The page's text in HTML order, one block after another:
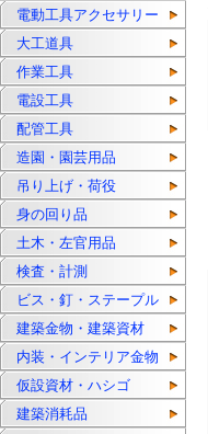
電動工具アクセサリー
大工道具
作業工具
電設工具
配管工具
造園・園芸用品
吊り上げ・荷役
身の回り品
土木・左官用品
検査・計測
ビス・釘・ステープル
建築金物・建築資材
内装・インテリア金物
仮設資材・ハシゴ
建築消耗品